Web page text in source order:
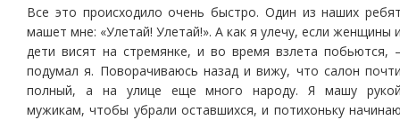
Все это происходило очень быстро. Один из наших
машет мне: «Улетай! Улетай!». А как я улечу, если женщины
дети висят на стремянке, и во время взлета побьются,
подумал я. Поворачиваюсь назад и вижу, что салон
полный, а на улице еще много народу. Я машу
мужикам, чтобы убрали оставшихся, и потихоньку